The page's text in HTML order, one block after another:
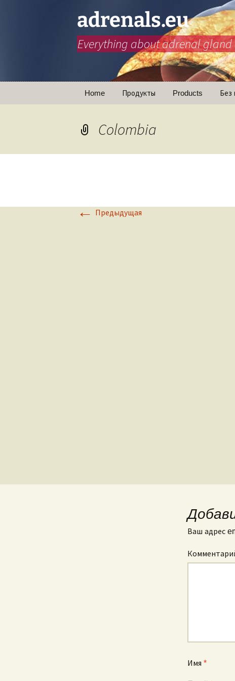
adrenals.eu
Everything about adrenal gland
Home Продукты Products Без
Colombia
← Предыдущая
Ваш адрес
Имя *